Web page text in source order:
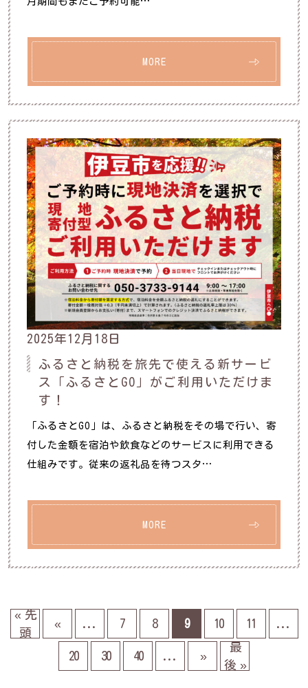
MORE
2025年12月18日
ふるさと納税を旅先で使える新サービ
ス「ふるさとGO」がご利用いただけま
す！
「ふるさとGO」は、ふるさと納税をその場で行い、寄
付した金額を宿泊や飲食などのサービスに利用できる
仕組みです。従来の返礼品を待つスタ…
MORE
« 先
頭
« ... 7 8 9 10 11 ...
20 30 40 ... »
最
後 »